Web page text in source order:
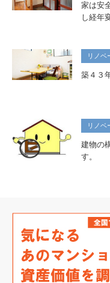
家は安
し経年
リノベ
築４３
リノベ
建物の
す。